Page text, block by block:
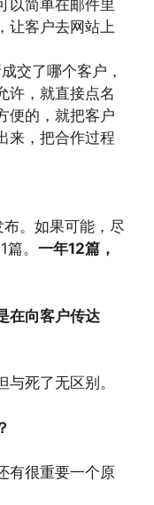
以简单在邮件里
让客户去网站上
交了哪个客户，
许，就直接点名
便的，就把客户
来，把合作过程
。如果可能，尽
。 一年12篇，
在向客户传达
死了无区别。
有很重要一个原